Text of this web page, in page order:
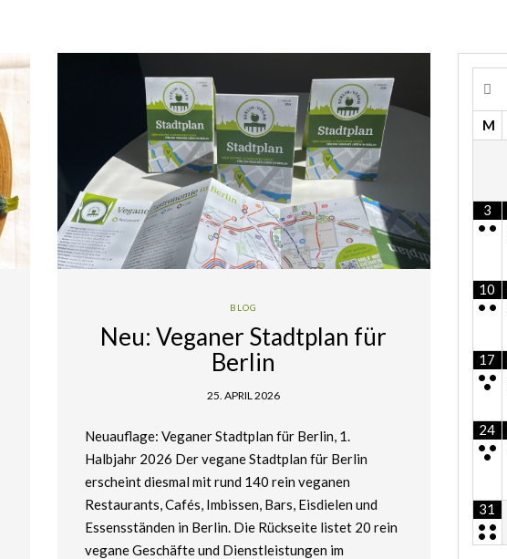
BLOG
Neu: Veganer Stadtplan für
Berlin
25. APRIL 2026
Neuauflage: Veganer Stadtplan für Berlin, 1.
Halbjahr 2026 Der vegane Stadtplan für Berlin
erscheint diesmal mit rund 140 rein veganen
Restaurants, Cafés, Imbissen, Bars, Eisdielen und
Essensständen in Berlin. Die Rückseite listet 20 rein
vegane Geschäfte und Dienstleistungen im
M
3
• •
10
• •
17
• •
•
24
• •
•
31
• •
• •